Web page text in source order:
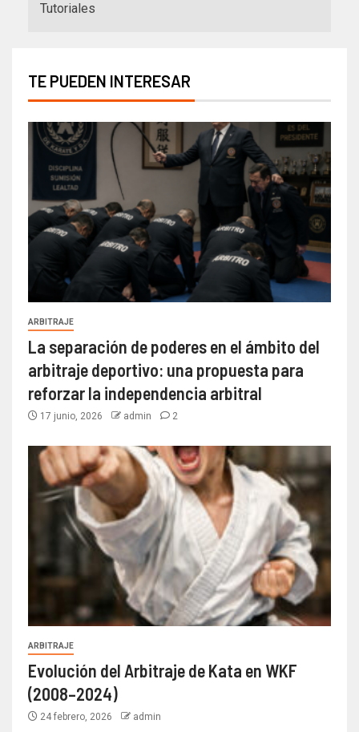
Tutoriales
TE PUEDEN INTERESAR
ARBITRAJE
La separación de poderes en el ámbito del
arbitraje deportivo: una propuesta para
reforzar la independencia arbitral
17 junio, 2026 admin 2
ARBITRAJE
Evolución del Arbitraje de Kata en WKF
(2008–2024)
24 febrero, 2026 admin